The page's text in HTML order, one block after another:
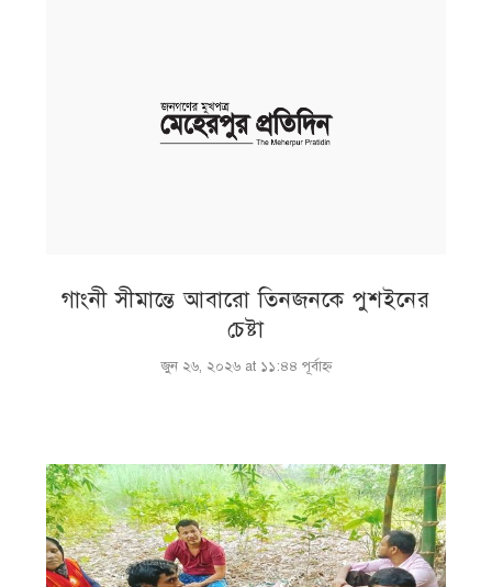
গাংনী সীমান্তে আবারো তিনজনকে পুশইনের
চেষ্টা
জুন ২৬, ২০২৬ at ১১:৪৪ পূর্বাহ্ণ